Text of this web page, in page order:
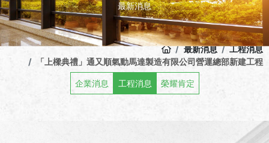
最新消息
最新消息
工程消息
「上樑典禮」通又順氣動馬達製造有限公司營運總部新建工程
企業消息 工程消息 榮耀肯定